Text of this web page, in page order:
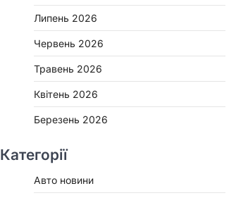
Липень 2026
Червень 2026
Травень 2026
Квітень 2026
Березень 2026
Категорії
Авто новини